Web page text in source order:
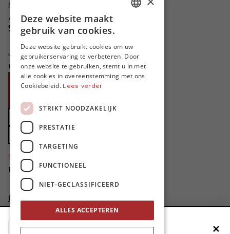
Schrijven voor MO*?
Adverteren in MO*
Steun MO*
Je helpt ons groeien. MO* bestaat
niet zonder jouw steun!
Doe een gift
Zet MO* in uw testament
4424
Bedankt voor jullie steun!
Privacybeleid
Disclaimer
AI Charter
Voeg MO* toe aan je beginscherm ✕
ENGLISH
Deze website maakt
gebruik van cookies.
Deze website gebruikt cookies om uw
gebruikerservaring te verbeteren. Door
onze website te gebruiken, stemt u in met
alle cookies in overeenstemming met ons
Cookiebeleid. Lees verder
STRIKT NOODZAKELIJK
PRESTATIE
TARGETING
FUNCTIONEEL
NIET-GECLASSIFICEERD
ALLES ACCEPTEREN